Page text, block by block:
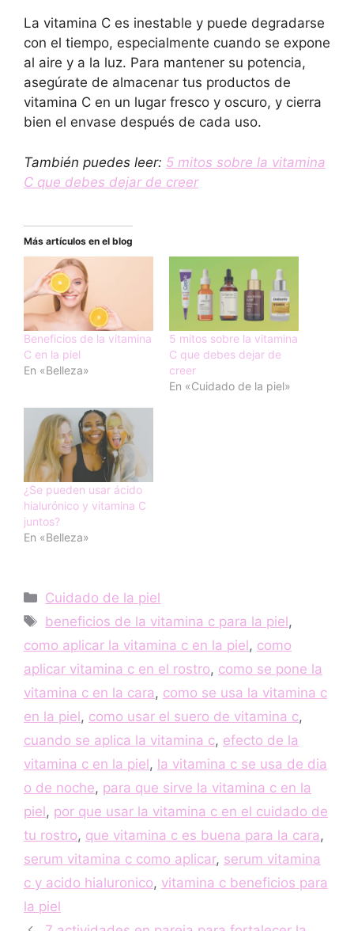
La vitamina C es inestable y puede degradarse
con el tiempo, especialmente cuando se expone
al aire y a la luz. Para mantener su potencia,
asegúrate de almacenar tus productos de
vitamina C en un lugar fresco y oscuro, y cierra
bien el envase después de cada uso.
También puedes leer: 5 mitos sobre la vitamina
C que debes dejar de creer
Más artículos en el blog
Beneficios de la vitamina
C en la piel
En «Belleza»
5 mitos sobre la vitamina
C que debes dejar de
creer
En «Cuidado de la piel»
¿Se pueden usar ácido
hialurónico y vitamina C
juntos?
En «Belleza»
Categorías
Cuidado de la piel
Etiquetas
beneficios de la vitamina c para la piel,
como aplicar la vitamina c en la piel, como
aplicar vitamina c en el rostro, como se pone la
vitamina c en la cara , como se usa la vitamina c
en la piel, como usar el suero de vitamina c,
cuando se aplica la vitamina c, efecto de la
vitamina c en la piel, la vitamina c se usa de dia
o de noche, para que sirve la vitamina c en la
piel, por que usar la vitamina c en el cuidado de
tu rostro, que vitamina c es buena para la cara ,
serum vitamina c como aplicar, serum vitamina
c y acido hialuronico, vitamina c beneficios para
la piel